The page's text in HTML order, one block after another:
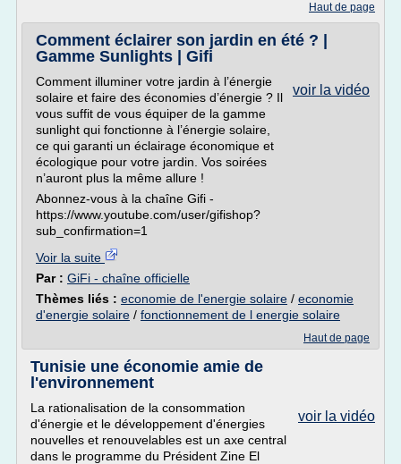
Haut de page
Comment éclairer son jardin en été ? |
Gamme Sunlights | Gifi
voir la vidéo
Comment illuminer votre jardin à l’énergie
solaire et faire des économies d’énergie ? Il
vous suffit de vous équiper de la gamme
sunlight qui fonctionne à l’énergie solaire,
ce qui garanti un éclairage économique et
écologique pour votre jardin. Vos soirées
n’auront plus la même allure !
Abonnez-vous à la chaîne Gifi -
https://www.youtube.com/user/gifishop?
sub_confirmation=1
Voir la suite
Par : GiFi - chaîne officielle
Thèmes liés : economie de l'energie solaire / economie
d'energie solaire / fonctionnement de l energie solaire
Haut de page
Tunisie une économie amie de
l'environnement
voir la vidéo
La rationalisation de la consommation
d'énergie et le développement d'énergies
nouvelles et renouvelables est un axe central
dans le programme du Président Zine El